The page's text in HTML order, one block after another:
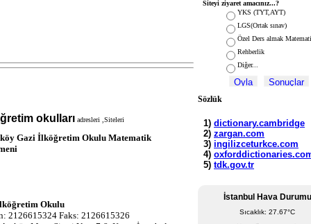
okulları adresleri ,Siteleri
Okulu
2126615324 Faks: 2126615326
Siteyi ziyaret amacınız...?
YKS (TYT,AYT)
LGS(Ortak sınav)
Özel Ders almak
Rehberlik
Diğer...
Sözlük
İstanbul Hava Durumu
Sıcaklık: 27.67°C